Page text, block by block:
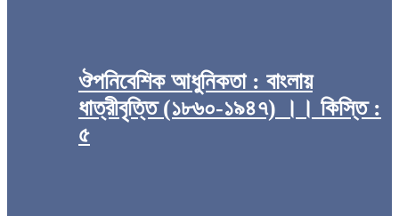
ঔপনিবেশিক আধুনিকতা : বাংলায়
ধাত্রীবৃত্তি (১৮৬০-১৯৪৭) ।। কিস্তি :
৫